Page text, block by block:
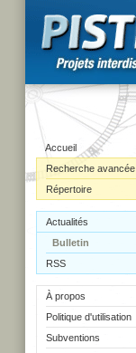
Accueil
Recherche avancée
Répertoire
Actualités
Bulletin
RSS
À propos
Politique d'utilisation
Subventions